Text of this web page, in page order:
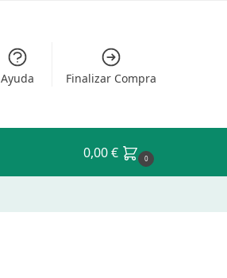
Ayuda Finalizar Compra
0,00€ 0